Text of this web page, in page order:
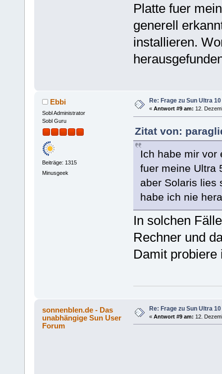
Platte fuer
generell
installieren.
Ebbi
Sobl Administrator
Sobl Guru
Beiträge: 1315
Minusgeek
Re: Frage zu Sun Ultra
« Antwort #9 am: 12.
Zitat von:
Ich habe mir vor
fuer meine Ultra
aber Solaris lies
habe ich nie
In solchen
Rechner und
Damit probiere
sonnenblen.de - Das
unabhängige Sun User
Forum
Re: Frage zu Sun Ultra
« Antwort #9 am: 12.